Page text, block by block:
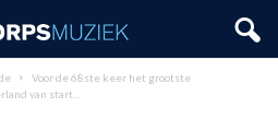
Voor de 68ste keer het grootste
van start...